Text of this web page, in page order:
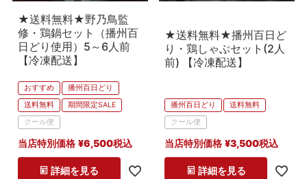
★送料無料★野乃鳥監
修・鶏鍋セット（播州百
日どり使用）5～6人前
【冷凍配送】
おすすめ
播州百日どり
送料無料
期間限定SALE
クール便
当店特別価格 ¥6,500税込
詳細を見る
★送料無料★播州百日ど
り・鶏しゃぶセット(2人
前) 【冷凍配送】
播州百日どり
送料無料
クール便
当店特別価格 ¥3,500税込
詳細を見る